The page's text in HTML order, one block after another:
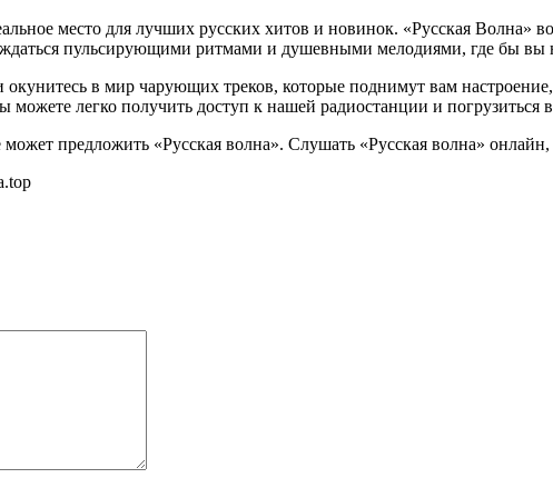
место для лучших русских хитов и новинок. «Русская Волна»
пульсирующими ритмами и душевными мелодиями, где бы вы
в мир чарующих треков, которые поднимут вам
легко получить доступ к нашей радиостанции и
предложить «Русская волна». Слушать «Русская волна»